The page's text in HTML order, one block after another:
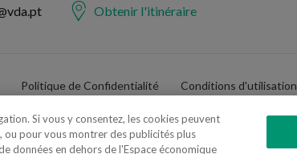
Obtenir l'itinéraire
Politique de Confidentialité Conditions d'utilisation
Si vous y consentez, les cookies peuvent
pour vous montrer des publicités plus
données en dehors de l'Espace économique